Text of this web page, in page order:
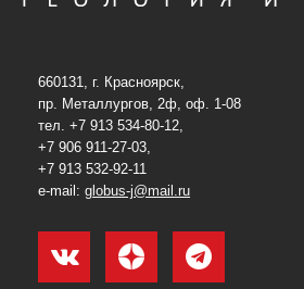
660131, г. Красноярск,
пр. Металлургов, 2ф, оф. 1-08
тел. +7 913 534-80-12,
+7 906 911-27-03,
+7 913 532-92-11
e-mail: globus-j@mail.ru